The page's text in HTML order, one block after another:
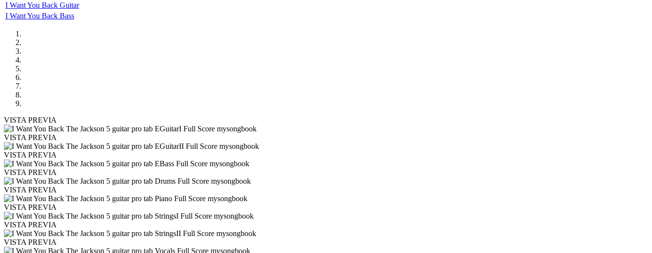
I Want You Back Guitar
I Want You Back Bass
VISTA PREVIA
VISTA PREVIA
VISTA PREVIA
VISTA PREVIA
VISTA PREVIA
VISTA PREVIA
VISTA PREVIA
VISTA PREVIA